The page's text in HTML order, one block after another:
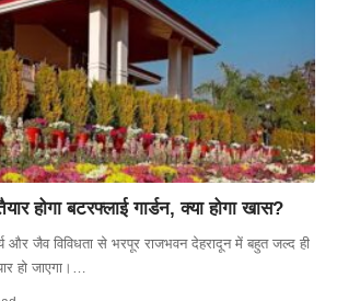
होगा बटरफ्लाई गार्डन, क्या होगा खास?
और जैव विविधता से भरपूर राजभवन देहरादून में बहुत जल्द ही
हो जाएगा।…